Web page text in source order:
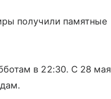
получили памятные
в 22:30. С 28 мая